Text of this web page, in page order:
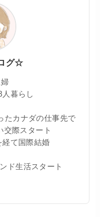
グ☆
暮らし
たカナダの仕事先で
交際スタート
て国際結婚
ド生活スタート